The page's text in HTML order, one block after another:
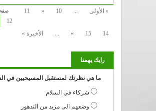
صفحة « الأولى ...
10
«
11
12
14
15
»
... الأخيرة »
رايك يهمنا
ما هي نظرتك لمستقبل المسيحيين في
شركاء في السلام
وضعهم الى مزيد من التدهور